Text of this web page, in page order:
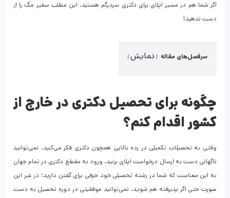
اگر شما هم در مسیر اپلای برای دکتری سردرگم هستید، این مطلب سفیر مگ را از
دست ندهید!
سرفصل‌های مقاله نمایش
چگونه برای تحصیل دکتری در خارج از
کشور اقدام کنم؟
وقتی به تحصیلات تکمیلی در رده بالایی همچون دکتری فکر می‌کنید، نمی‌توانید
ناگهانی دست به ارسال درخواست اپلای بزنید. ورود به مقطع دکتری در تمام جهان
به این معناست که شما در رشته تحصیلی خود حرفی برای گفتن دارید؛ در غیر این
صورت حتی اگر پذیرفته هم شوید، نمی‌توانید موفقیتی در دوره تحصیل به دست